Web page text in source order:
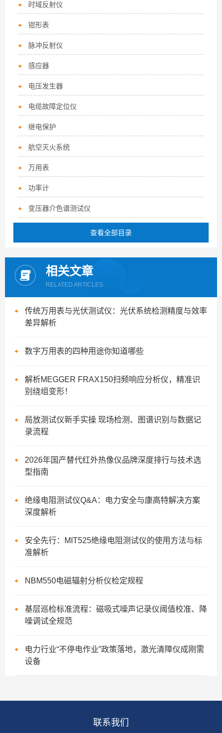
时域反射仪
钳形表
脉冲反射仪
感应器
电压发生器
电缆故障定位仪
继电保护
航空灭火系统
万用表
功率计
变压器介色谱测试仪
查看全部目录
相关文章
RELATED ARTICLES
传统万用表与光伏测试仪：光伏系统检测精度与效率
差异解析
数字万用表的四种用途你知道哪些
解析MEGGER FRAX150扫频响应分析仪，精准识
别绕组变形！
局放测试仪新手实操 现场检测、图谱识别与数据记
录流程
2026年国产替代红外热像仪品牌深度排行与技术选
型指南
绝缘电阻测试仪Q&A：电力安全与康高特解决方案
深度解析
安全先行：MIT525绝缘电阻测试仪的使用方法与标
准解析
NBM550电磁辐射分析仪检定规程
基层巡检标准流程：磁吸式噪声记录仪阈值校准、降
噪调试全规范
电力行业“不停电作业”政策落地，激光清障仪成刚需
设备
联系我们